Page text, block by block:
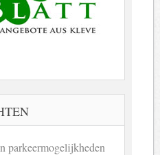
parkeermogelijkheden